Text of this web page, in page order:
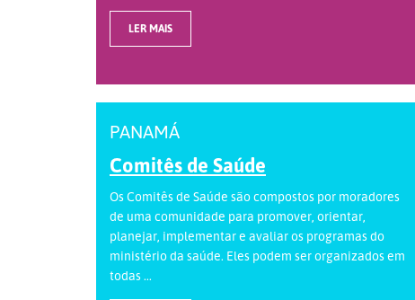
LER MAIS
PANAMÁ
Comitês de Saúde
Os Comitês de Saúde são compostos por moradores
de uma comunidade para promover, orientar,
planejar, implementar e avaliar os programas do
ministério da saúde. Eles podem ser organizados em
todas ...